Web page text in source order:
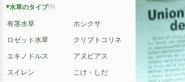
水草のタイプ(9)
有茎水草 ホシクサ
ロゼット水草 クリプトコリネ
エキノドルス アヌビアス
スイレン こけ・しだ